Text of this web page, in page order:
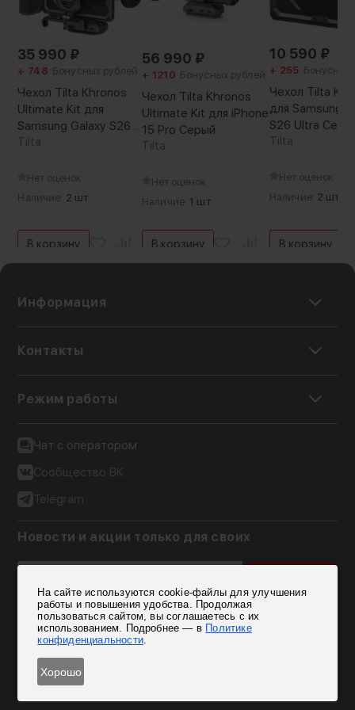
35 990 ₽
+ 748 Бонусных рублей
Чехол Tilta Khronos
Ultimate Kit для
Samsung Galaxy S26
Ultra Серый
Tilta
Нет оценок
Наличие: 2 шт.
В корзину
56 990 ₽
+ 1210 Бонусных рублей
Чехол Tilta Khronos
Ultimate Kit для iPhone
15 Pro Серый
Tilta
Нет оценок
Наличие: 1 шт.
В корзину
10 590 ₽
+ 255 Бонусных
Чехол Tilta
для Samsung
S26 Ultra
Tilta
Нет оценок
Наличие: 2 шт.
В корзину
Информация
Контакты
Режим работы
Чат с оператором
Сообщество ВК
Telegram
Новости и акции только для своих
Согласен на обработку персональных данных
На сайте используются cookie-файлы для улучшения
работы и повышения удобства. Продолжая
пользоваться сайтом, вы соглашаетесь с их
использованием. Подробнее — в Политике
конфиденциальности.
Хорошо